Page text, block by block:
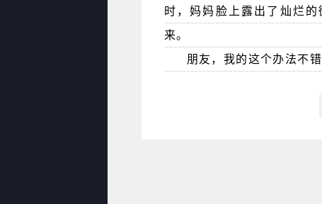
时，妈妈脸上露出了灿烂
来。
朋友，我的这个办法不